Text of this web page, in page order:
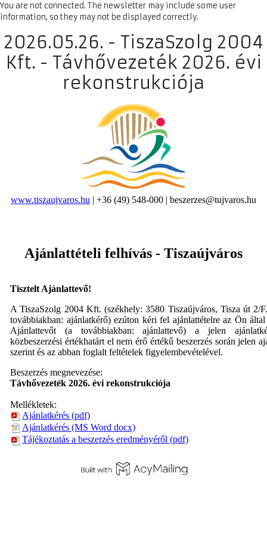
You are not connected. The newsletter may include some user
information, so they may not be displayed correctly.
2026.05.26. - TiszaSzolg 2004
Kft. - Távhővezeték 2026. évi
rekonstrukciója